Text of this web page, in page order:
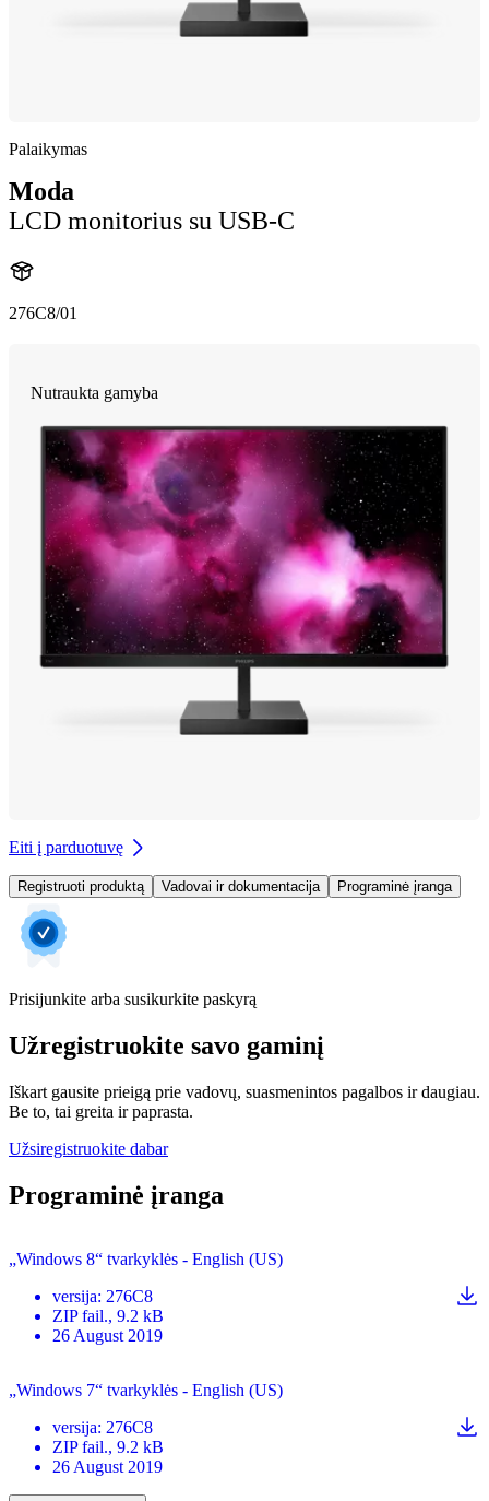
Palaikymas
Moda
LCD monitorius su USB-C
276C8/01
Nutraukta gamyba
Eiti į parduotuvę
Registruoti produktą Vadovai ir dokumentacija Programinė įranga
Prisijunkite arba susikurkite paskyrą
Užregistruokite savo gaminį
Iškart gausite prieigą prie vadovų, suasmenintos pagalbos ir daugiau.
Be to, tai greita ir paprasta.
Užsiregistruokite dabar
Programinė įranga
„Windows 8“ tvarkyklės - English (US)
versija: 276C8
ZIP fail., 9.2 kB
26 August 2019
„Windows 7“ tvarkyklės - English (US)
versija: 276C8
ZIP fail., 9.2 kB
26 August 2019